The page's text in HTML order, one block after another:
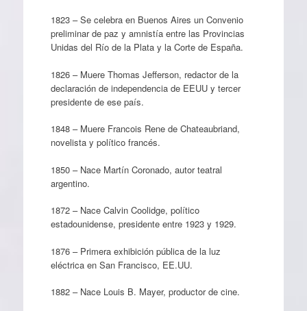
1823 – Se celebra en Buenos Aires un Convenio
preliminar de paz y amnistía entre las Provincias
Unidas del Río de la Plata y la Corte de España.
1826 – Muere Thomas Jefferson, redactor de la
declaración de independencia de EEUU y tercer
presidente de ese país.
1848 – Muere Francois Rene de Chateaubriand,
novelista y político francés.
1850 – Nace Martín Coronado, autor teatral
argentino.
1872 – Nace Calvin Coolidge, político
estadounidense, presidente entre 1923 y 1929.
1876 – Primera exhibición pública de la luz
eléctrica en San Francisco, EE.UU.
1882 – Nace Louis B. Mayer, productor de cine.